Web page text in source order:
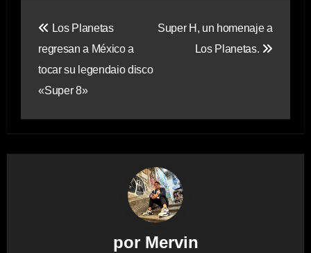
de
entradas
Los Planetas
regresan a México a
tocar su legendaio disco
«Super 8»
Super H, un homenaje a
Los Planetas.
por Mervin